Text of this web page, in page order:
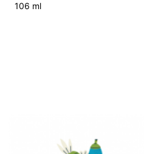
106 ml